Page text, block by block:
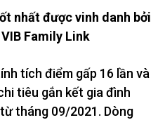
nhất được vinh danh bởi
Family Link
tích điểm gấp 16 lần và
tiêu gắn kết gia đình
tháng 09/2021. Dòng